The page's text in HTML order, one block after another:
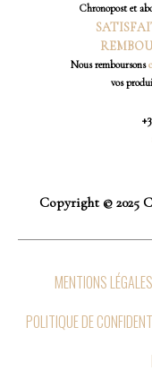
Chronopost et
Nous remboursons
vos
Copyright © 2025
MENTIONS LÉGALES
POLITIQUE DE